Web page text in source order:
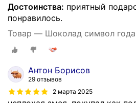
Достоинства: приятный
понравилось.
Товар — Шоколад символ
Антон Борисов
29 отзывов
2 марта 2025